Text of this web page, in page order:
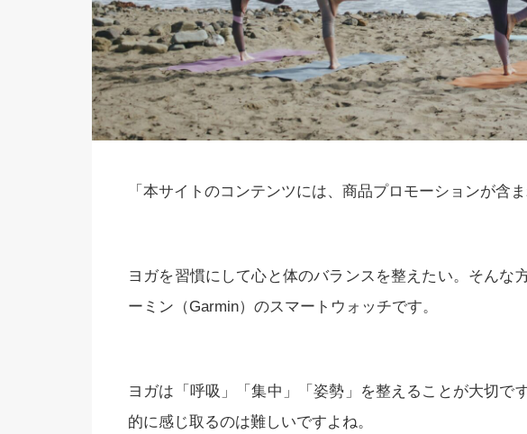
「本サイトのコンテンツには、商品プロモーションが含ま
ヨガを習慣にして心と体のバランスを整えたい。そんな
ーミン（Garmin）のスマートウォッチです。
ヨガは「呼吸」「集中」「姿勢」を整えることが大切で
的に感じ取るのは難しいですよね。